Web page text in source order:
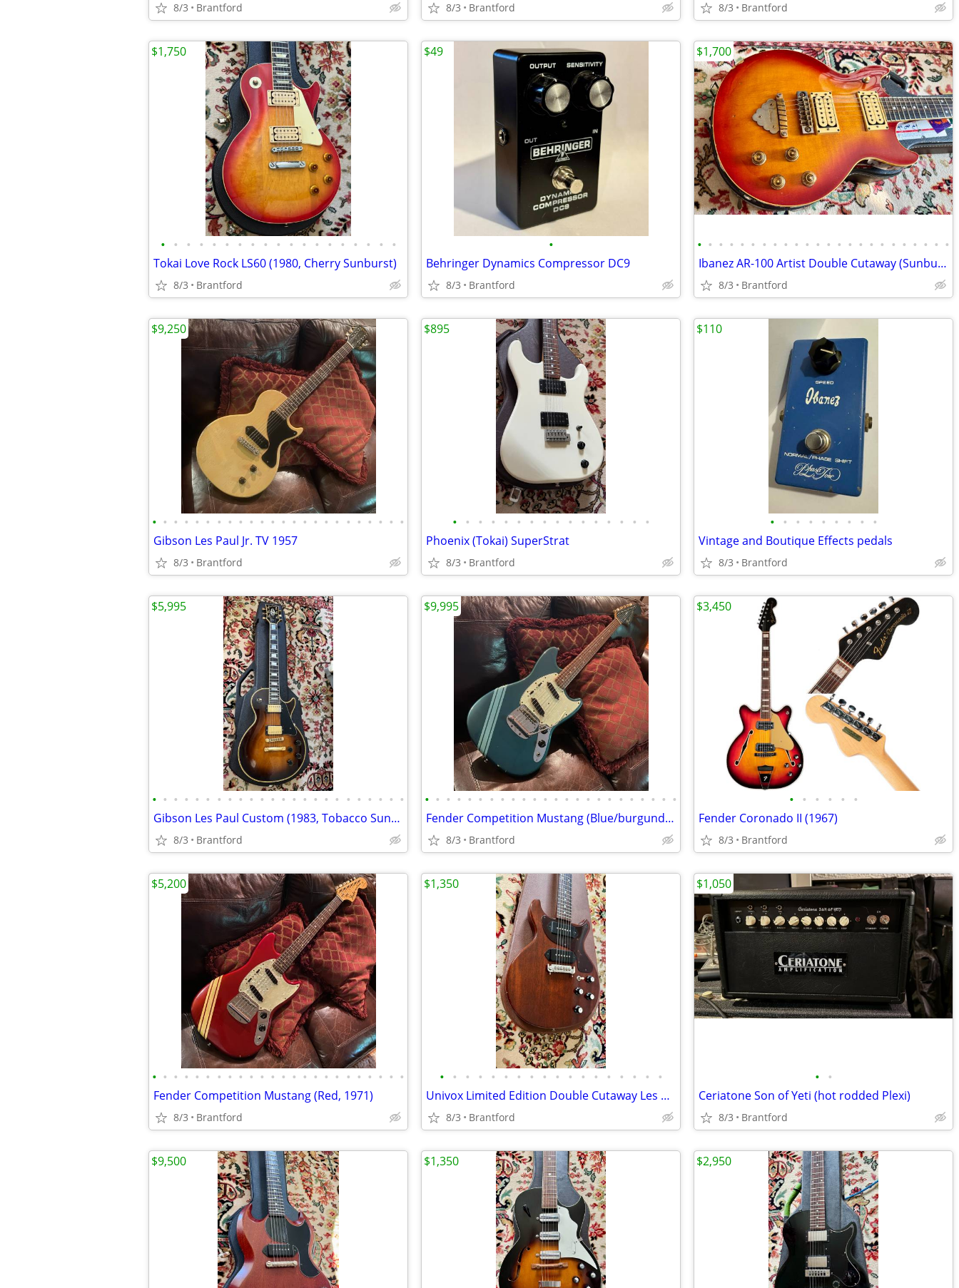
8/3 Brantford 8/3 Brantford 8/3 Brantford
• • • • • • • • • • • • • • • • • • •
Tokai Love Rock LS60 (1980, Cherry Sunburst)
8/3 Brantford
$1,750
•
Behringer Dynamics Compressor DC9
8/3 Brantford
$49
• • • • • • • • • • • • • • • • • • • • • • • •
Ibanez AR-100 Artist Double Cutaway (Sunburst, 1981)
8/3 Brantford
$1,700
• • • • • • • • • • • • • • • • • • • • • • • •
Gibson Les Paul Jr. TV 1957
8/3 Brantford
$9,250
• • • • • • • • • • • • • • • •
Phoenix (Tokai) SuperStrat
8/3 Brantford
$895
• • • • • • • • •
Vintage and Boutique Effects pedals
8/3 Brantford
$110
• • • • • • • • • • • • • • • • • • • • • • • •
Gibson Les Paul Custom (1983, Tobacco Sunburst)
8/3 Brantford
$5,995
• • • • • • • • • • • • • • • • • • • • • • • •
Fender Competition Mustang (Blue/burgundy, 1970/71)
8/3 Brantford
$9,995
• • • • • •
Fender Coronado II (1967)
8/3 Brantford
$3,450
• • • • • • • • • • • • • • • • • • • • • • • •
Fender Competition Mustang (Red, 1971)
8/3 Brantford
$5,200
• • • • • • • • • • • • • • • • • •
Univox Limited Edition Double Cutaway Les Paul Special (MIJ 1970's)
8/3 Brantford
$1,350
• •
Ceriatone Son of Yeti (hot rodded Plexi)
8/3 Brantford
$1,050
$9,500 $1,350 $2,950